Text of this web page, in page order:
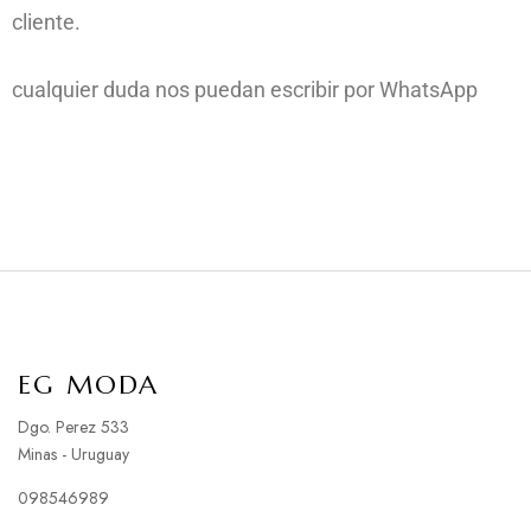
cliente.
cualquier duda nos puedan escribir por WhatsApp
EG MODA
Dgo. Perez 533
Minas - Uruguay
098546989